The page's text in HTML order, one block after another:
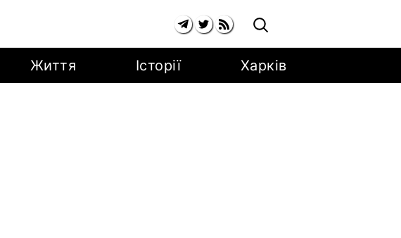
Життя Історії Харків